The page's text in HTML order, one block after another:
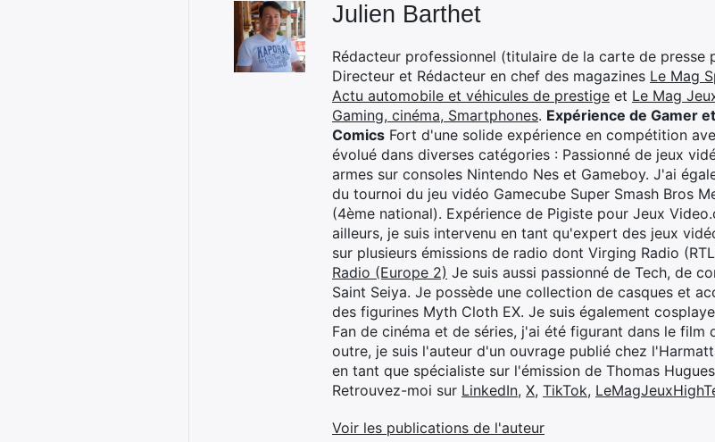
Julien Barthet
Rédacteur professionnel (titulaire de la carte de presse
Directeur et Rédacteur en chef des magazines Le Mag
Actu automobile et véhicules de prestige et Le Mag
Gaming, cinéma, Smartphones. Expérience de Gamer
Comics Fort d'une solide expérience en compétition
évolué dans diverses catégories : Passionné de jeux
armes sur consoles Nintendo Nes et Gameboy. J'ai
du tournoi du jeu vidéo Gamecube Super Smash Bros
(4ème national). Expérience de Pigiste pour Jeux
ailleurs, je suis intervenu en tant qu'expert des jeux
sur plusieurs émissions de radio dont Virging Radio
Radio (Europe 2) Je suis aussi passionné de Tech, de
Saint Seiya. Je possède une collection de casques et
des figurines Myth Cloth EX. Je suis également
Fan de cinéma et de séries, j'ai été figurant dans le film
outre, je suis l'auteur d'un ouvrage publié chez
en tant que spécialiste sur l'émission de Thomas
Retrouvez-moi sur LinkedIn, X, TikTok,
Voir les publications de l'auteur